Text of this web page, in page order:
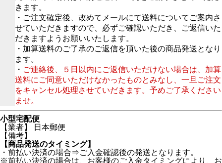
きます。
・ご注文確定後、改めてメールにて送料についてご案内さ
せていただきますので、必ずご確認いただき、ご返信いた
だきますようお願いいたします。
・加算送料のご了承のご返信を頂いた後の商品発送となり
ます。
・ ご連絡後、５日以内にご返信いただけない場合は、加算
送料にご同意いただけなかったものとみなし、一旦ご注文
をキャンセル処理させていだきます。予めご了承ください
ませ。
小型宅配便
【業者】 日本郵便
【備考】
【商品発送のタイミング】
・前払い決済の場合⇒ご入金確認後の発送となります。
※前払い決済の場合は、お客様のご入金タイミングにより、お